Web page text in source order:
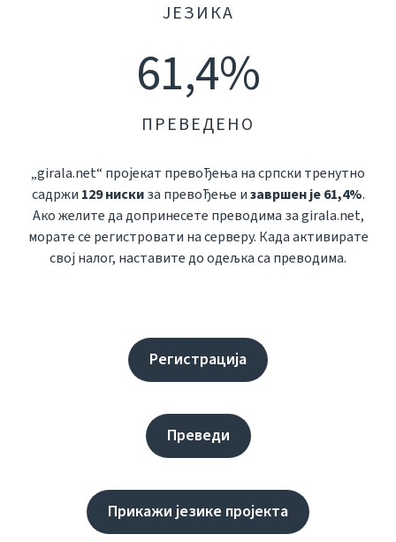
ЈЕЗИКА
61,4%
ПРЕВЕДЕНО
„girala.net“ пројекат превођења на српски тренутно
садржи 129 нискиза превођење изавршен је 61,4%.
Ако желите да допринесете преводима за girala.net,
морате се регистровати на серверу. Када активирате
свој налог, наставите до одељка са преводима.
Регистрација
Преведи
Прикажи језике пројекта